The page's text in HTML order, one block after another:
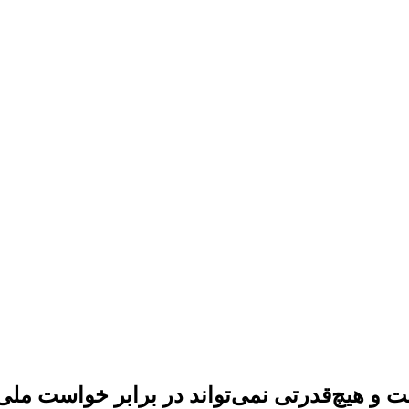
هیچ‌قدرتی نمی‌تواند در برابر خواست